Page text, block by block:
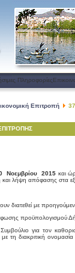
Πληροφορίες
Επιτροπή
Νοεμβρίου 2015 και
και λήψη απόφασης στα
με
προϋπολογισμού
για τον
με τη διακριτική